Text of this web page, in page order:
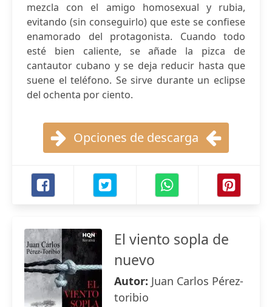
mezcla con el amigo homosexual y rubia,
evitando (sin conseguirlo) que este se confiese
enamorado del protagonista. Cuando todo
esté bien caliente, se añade la pizca de
cantautor cubano y se deja reducir hasta que
suene el teléfono. Se sirve durante un eclipse
del ochenta por ciento.
Opciones de descarga
El viento sopla de
nuevo
Autor: Juan Carlos Pérez-
toribio